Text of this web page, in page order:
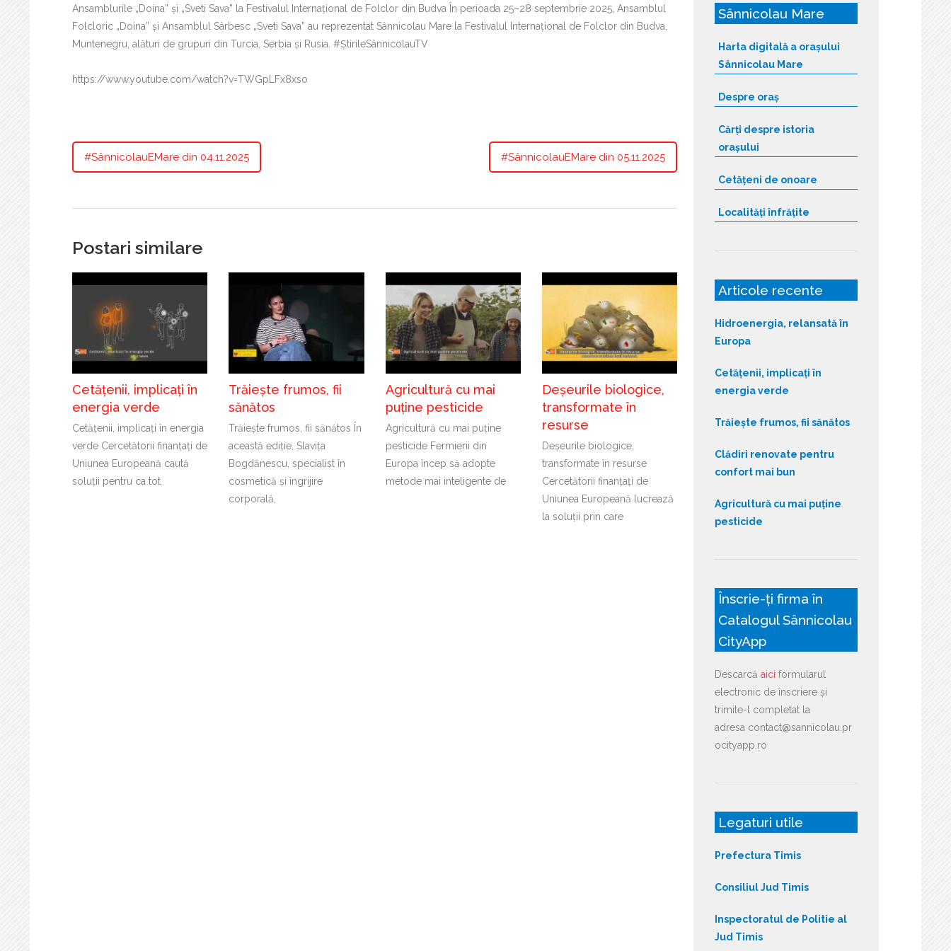
Ansamblurile „Doina” și „Sveti Sava” la Festivalul Internațional de Folclor din Budva În perioada 25–28 septembrie 2025, Ansamblul
Folcloric „Doina” și Ansamblul Sârbesc „Sveti Sava” au reprezentat Sânnicolau Mare la Festivalul Internațional de Folclor din Budva,
Muntenegru, alături de grupuri din Turcia, Serbia și Rusia. #ȘtirileSânnicolauTV
https://www.youtube.com/watch?v=TWGpLFx8xso
#SânnicolauEMare din 04.11.2025 #SânnicolauEMare din 05.11.2025
Postari similare
Cetățenii, implicați în
energia verde
Cetățenii, implicați în energia
verde Cercetătorii finanțați de
Uniunea Europeană caută
soluții pentru ca tot
Trăiește frumos, fii
sănătos
Trăiește frumos, fii sănătos În
această ediție, Slavița
Bogdănescu, specialist în
cosmetică și îngrijire
corporală,
Agricultură cu mai
puține pesticide
Agricultură cu mai puține
pesticide Fermierii din
Europa încep să adopte
metode mai inteligente de
Deșeurile biologice,
transformate în
resurse
Deșeurile biologice,
transformate în resurse
Cercetătorii finanțați de
Uniunea Europeană lucrează
la soluții prin care
Sânnicolau Mare
Harta digitală a orașului
Sânnicolau Mare
Despre oraș
Cărți despre istoria
orașului
Cetățeni de onoare
Localități înfrățite
Articole recente
Hidroenergia, relansată în
Europa
Cetățenii, implicați în
energia verde
Trăiește frumos, fii sănătos
Clădiri renovate pentru
confort mai bun
Agricultură cu mai puține
pesticide
Înscrie-ți firma în
Catalogul Sânnicolau
CityApp
Descarcă aici formularul
electronic de înscriere și
trimite-l completat la
adresa contact@sannicolau.pr
ocityapp.ro
Legaturi utile
Prefectura Timis
Consiliul Jud Timis
Inspectoratul de Politie al
Jud Timis